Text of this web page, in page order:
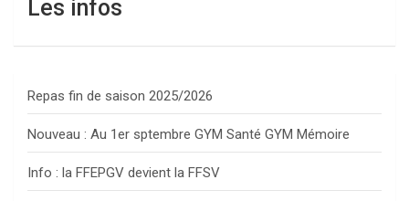
Les infos
Repas fin de saison 2025/2026
Nouveau : Au 1er sptembre GYM Santé GYM Mémoire
Info : la FFEPGV devient la FFSV